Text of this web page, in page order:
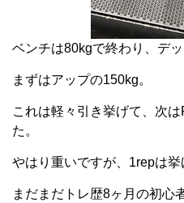
ベンチは80kgで終わり、デ
まずはアップの150kg。
これは軽々引き挙げて、次
た。
やはり重いですが、1repは挙
まだまだトレ歴8ヶ月の初心